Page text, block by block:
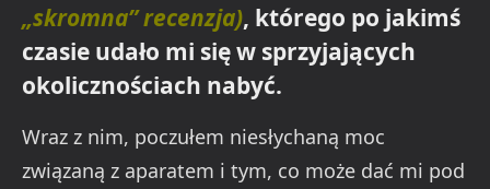
„skromna” recenzja), którego po jakimś
czasie udało mi się w sprzyjających
okolicznościach nabyć.
Wraz z nim, poczułem niesłychaną moc
związaną z aparatem i tym, co może dać mi pod